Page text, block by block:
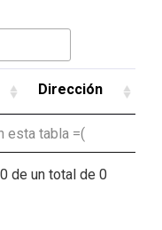
Dirección
esta tabla =(
de un total de 0